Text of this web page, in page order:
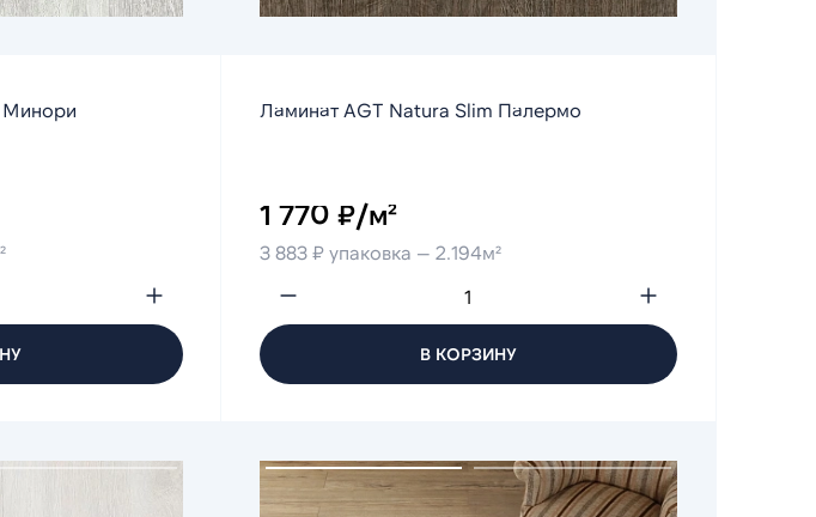
Минори Ламинат AGT Natura Slim Палермо
1 770 ₽/м²
3 883 ₽ упаковка — 2.194м²
В КОРЗИНУ